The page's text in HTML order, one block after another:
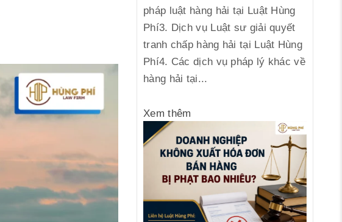
pháp luật hàng hải tại Luật Hùng
Phí3. Dịch vụ Luật sư giải quyết
tranh chấp hàng hải tại Luật Hùng
Phí4. Các dịch vụ pháp lý khác về
hàng hải tại...
Xem thêm